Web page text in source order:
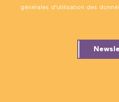
générales d’utilisation des